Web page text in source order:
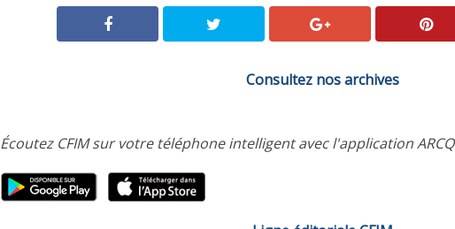
Consultez nos archives
Écoutez CFIM sur votre téléphone intelligent avec l'application ARCQ